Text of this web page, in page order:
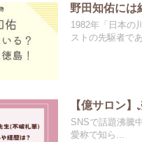
野田知佑には
1982年「日本の
ストの先駆者で
【億サロン
SNSで話題沸騰
愛称で知ら...